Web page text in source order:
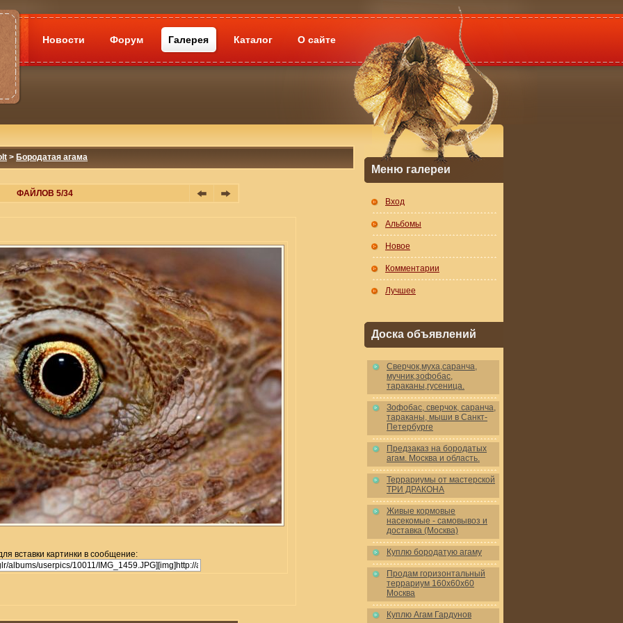
Новости Форум Галерея Каталог О сайте
> Бородатая агама
ФАЙЛОВ 5/34
вставки картинки в сообщение:
Меню галереи
Вход
Альбомы
Новое
Комментарии
Лучшее
Доска объявлений
Cверчок,муха,саранча,
мучник,зофобас,
тараканы,гусеница.
Зофобас, сверчок, саранча,
тараканы, мыши в Санкт-
Петербурге
Предзаказ на бородатых
агам. Москва и область.
Террариумы от мастерской
ТРИ ДРАКОНА
Живые кормовые
насекомые - самовывоз и
доставка (Москва)
Куплю бородатую агаму
Продам горизонтальный
террариум 160x60x60
Москва
Куплю Агам Гардунов